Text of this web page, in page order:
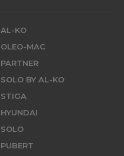
AL-KO
OLEO-MAC
PARTNER
SOLO BY AL-KO
STIGA
HYUNDAI
SOLO
PUBERT